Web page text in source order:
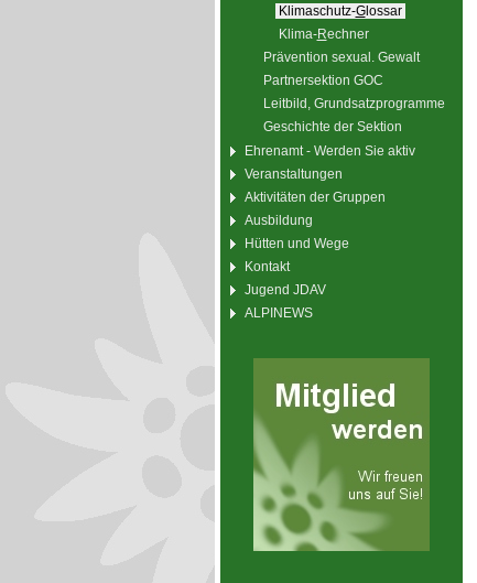
Klimaschutz-Glossar
Klima-Rechner
Prävention sexual. Gewalt
Partnersektion GOC
Leitbild, Grundsatzprogramme
Geschichte der Sektion
Ehrenamt - Werden Sie aktiv
Veranstaltungen
Aktivitäten der Gruppen
Ausbildung
Hütten und Wege
Kontakt
Jugend JDAV
ALPINEWS